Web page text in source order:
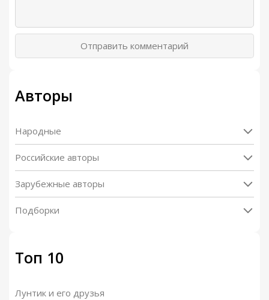
Отправить комментарий
Авторы
Народные
Российские авторы
Зарубежные авторы
Подборки
Топ 10
Лунтик и его друзья